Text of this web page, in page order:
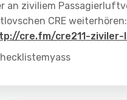
an ziviliem
CRE weiterhören:
cre.fm/cre211-